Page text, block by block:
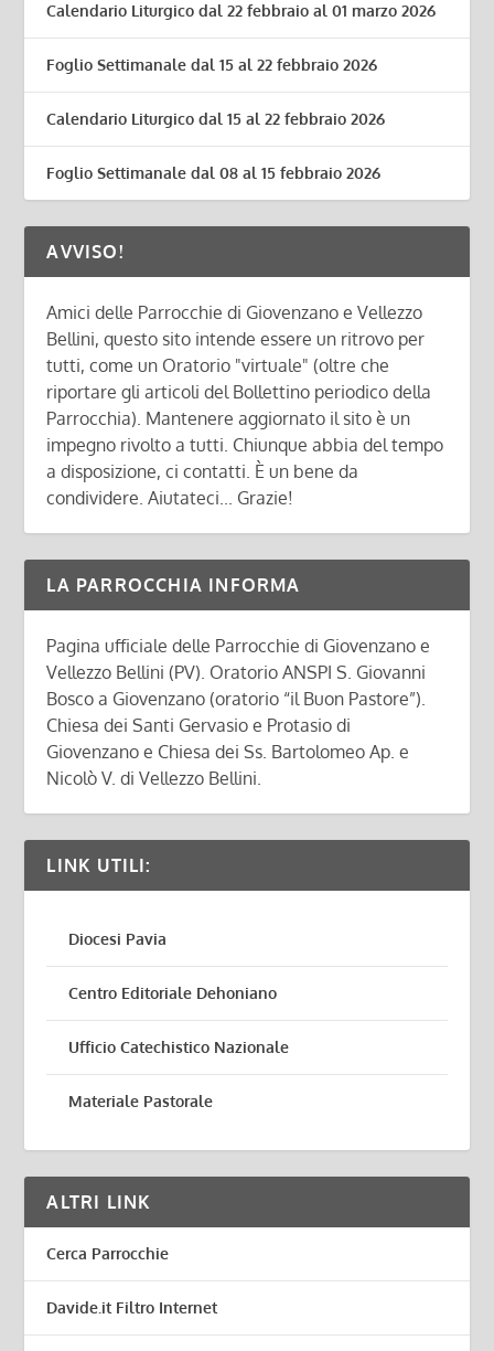
Calendario Liturgico dal 22 febbraio al 01 marzo 2026
Foglio Settimanale dal 15 al 22 febbraio 2026
Calendario Liturgico dal 15 al 22 febbraio 2026
Foglio Settimanale dal 08 al 15 febbraio 2026
AVVISO!
Amici delle Parrocchie di Giovenzano e Vellezzo
Bellini, questo sito intende essere un ritrovo per
tutti, come un Oratorio "virtuale" (oltre che
riportare gli articoli del Bollettino periodico della
Parrocchia). Mantenere aggiornato il sito è un
impegno rivolto a tutti. Chiunque abbia del tempo
a disposizione, ci contatti. È un bene da
condividere. Aiutateci... Grazie!
LA PARROCCHIA INFORMA
Pagina ufficiale delle Parrocchie di Giovenzano e
Vellezzo Bellini (PV). Oratorio ANSPI S. Giovanni
Bosco a Giovenzano (oratorio “il Buon Pastore”).
Chiesa dei Santi Gervasio e Protasio di
Giovenzano e Chiesa dei Ss. Bartolomeo Ap. e
Nicolò V. di Vellezzo Bellini.
LINK UTILI:
Diocesi Pavia
Centro Editoriale Dehoniano
Ufficio Catechistico Nazionale
Materiale Pastorale
ALTRI LINK
Cerca Parrocchie
Davide.it Filtro Internet